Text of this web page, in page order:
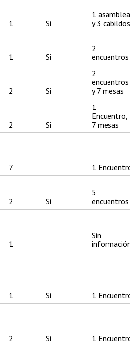
1 Si
1 asamblea
y 3 cabildos
1 Si
2
encuentros
2 Si
2
encuentros
y 7 mesas
2 Si
1
Encuentro,
7 mesas
7 1 Encuentro
2 Si
5
encuentros
1
Sin
información
1 Si 1 Encuentro
2 Si 1 Encuentro